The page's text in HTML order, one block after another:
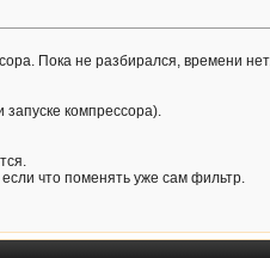
Пока не разбирался, времени
компрессора).
что поменять уже сам фильтр.